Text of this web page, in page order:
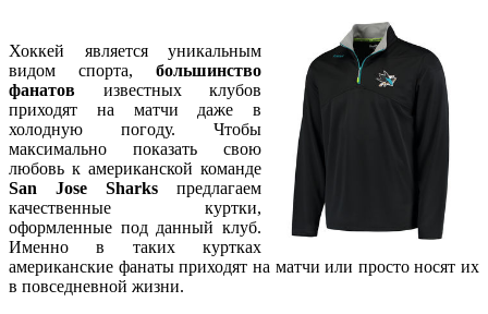
Хоккей является уникальным
видом спорта, большинство
фанатов известных клубов
приходят на матчи даже в
холодную погоду. Чтобы
максимально показать свою
любовь к американской команде
San Jose Sharks предлагаем
качественные куртки,
оформленные под данный клуб.
Именно в таких куртках
американские фанаты приходят на матчи или просто носят их
в повседневной жизни.